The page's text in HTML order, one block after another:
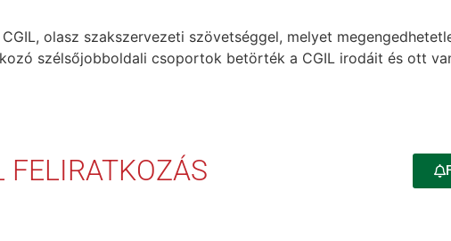
olasz szakszervezeti szövetséggel, melyet
szélsőjobboldali csoportok betörték a CGIL irodáit és ott
FELIRATKOZÁS